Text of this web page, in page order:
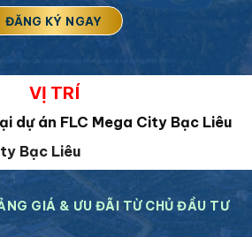
VỊ TRÍ
dự án FLC Mega City Bạc Liêu
Bạc Liêu
GIÁ & ƯU ĐÃI TỪ CHỦ ĐẦU TƯ